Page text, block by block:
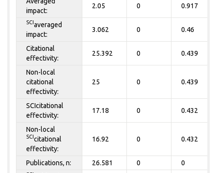
impact:
2.05 0 0.917
SCI averaged
impact:
3.062 0 0.46
Citational
effectivity:
25.392 0 0.439
Non-local
citational
effectivity:
25 0 0.439
SCIcitational
effectivity:
17.18 0 0.432
Non-local
SCI citational
effectivity:
16.92 0 0.432
Publications, n: 26.581 0 0